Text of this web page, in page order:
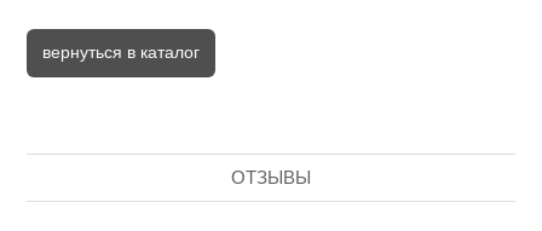
вернуться в каталог
ОТЗЫВЫ